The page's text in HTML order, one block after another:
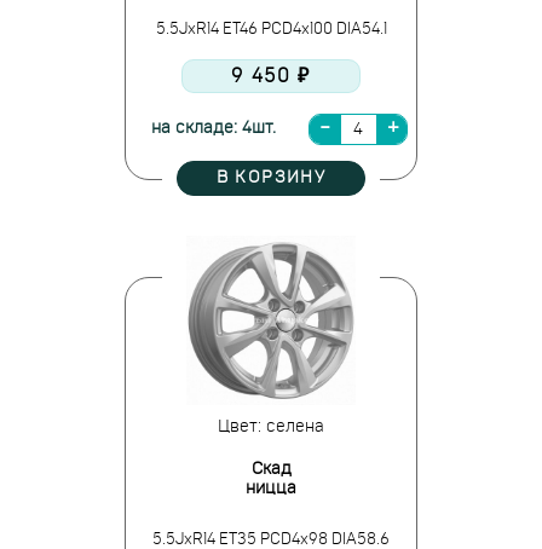
5.5JxR14 ET46 PCD4x100 DIA54.1
9 450 ₽
на складе: 4шт.
В КОРЗИНУ
Цвет: селена
Скад
ницца
5.5JxR14 ET35 PCD4x98 DIA58.6